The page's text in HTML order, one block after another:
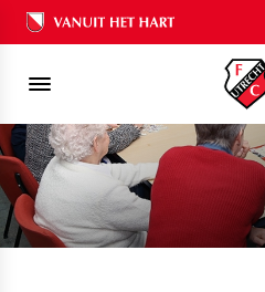
Ons nalatenschap